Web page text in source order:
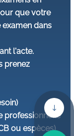
"
que votre
dans
l'acte.
prenez
professionnelle
ou espèces)